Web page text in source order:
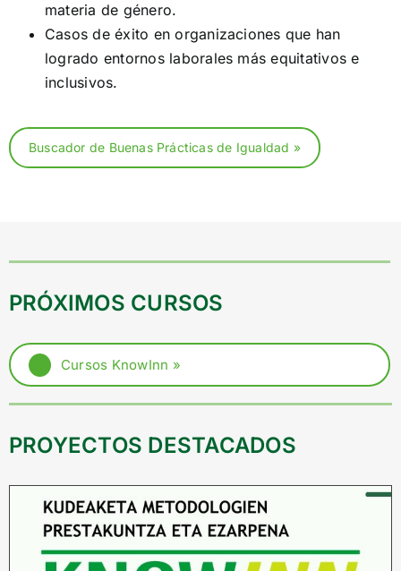
materia de género.
Casos de éxito en organizaciones que han
logrado entornos laborales más equitativos e
inclusivos.
Buscador de Buenas Prácticas de Igualdad »
PRÓXIMOS CURSOS
Cursos KnowInn »
PROYECTOS DESTACADOS